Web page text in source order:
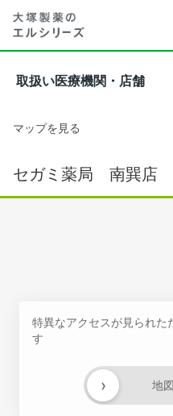
取扱い医療機関・店舗
マップを見る
セガミ薬局 南巽店
特異なアクセスが見られた
す
地
›